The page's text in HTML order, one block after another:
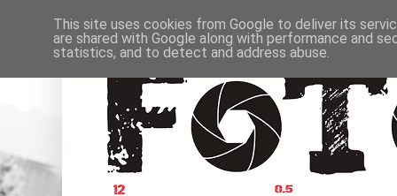
This site uses cookies from Google to deliver its
are shared with Google along with performance and
statistics, and to detect and address abuse.